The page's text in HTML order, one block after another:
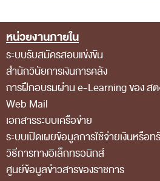
แผ่นดิน
โครงสร้างคณะกรรมการตรวจสอบ
เอกสารที่เกี่ยวข้องกับคณะกรรมการต
คณะกรรมการมาตรฐานจริยธรรมของเ
บุคลากรอื่น
โครงสร้างคณะกรรมการ
เอกสารที่เกี่ยวข้อง
ตราสัญลักษณ์ สตง.
Footer Menu
หน่วยงานภายใน
ระบบรับสมัครสอบแข่งขัน
สำนักวินัยการเงินการคลัง
การฝึกอบรมผ่าน e-Learning ของ สต
Web Mail
เอกสารระบบเครือข่าย
ระบบเปิดเผยข้อมูลการใช้จ่ายเงินหรื
วิธีการทางอิเล็กทรอนิกส์
ศูนย์ข้อมูลข่าวสารของราชการ